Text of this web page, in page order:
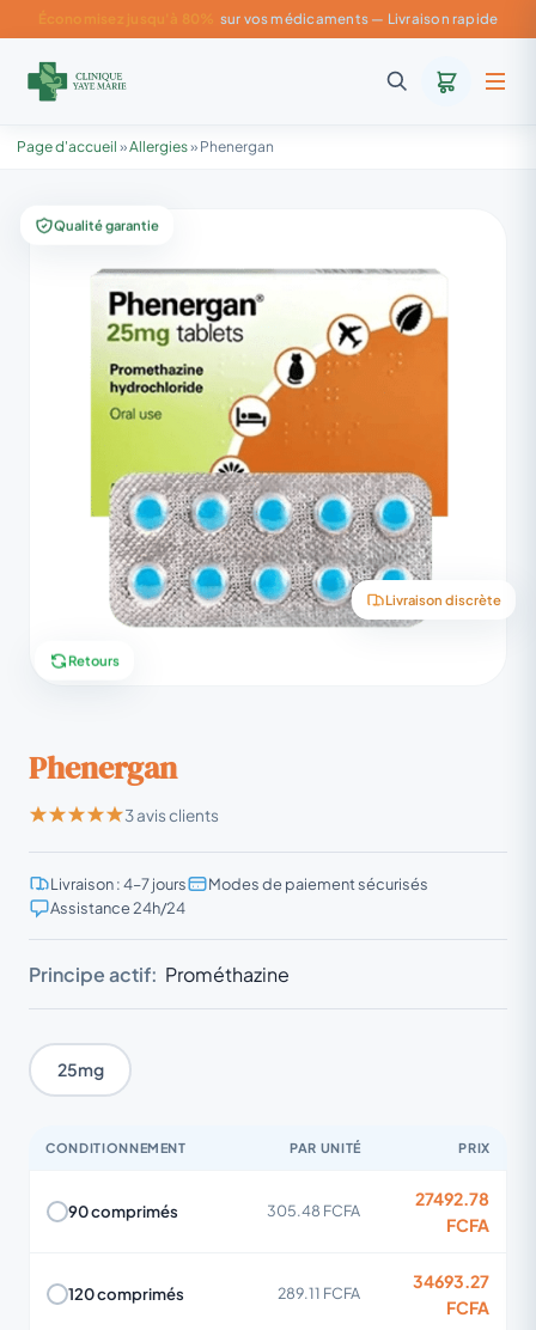
Économisez jusqu'à 80% sur vos médicaments — Livraison rapide
Page d'accueil »Allergies» Phenergan
Qualité garantie
Livraison discrète
Retours
Phenergan
3 avis clients
Livraison : 4–7 jours
Modes de paiement sécurisés
Assistance 24h/24
Principe actif: Prométhazine
25mg
CONDITIONNEMENT PAR UNITÉ PRIX
90 comprimés 305.48 FCFA
27492.78
FCFA
120 comprimés 289.11 FCFA
34693.27
FCFA